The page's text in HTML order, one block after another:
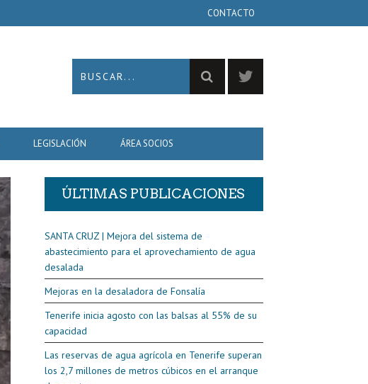
CONTACTO
LEGISLACIÓN ÁREA SOCIOS
ÚLTIMAS PUBLICACIONES
SANTA CRUZ | Mejora del sistema de
abastecimiento para el aprovechamiento de agua
desalada
Mejoras en la desaladora de Fonsalía
Tenerife inicia agosto con las balsas al 55% de su
capacidad
Las reservas de agua agrícola en Tenerife superan
los 2,7 millones de metros cúbicos en el arranque